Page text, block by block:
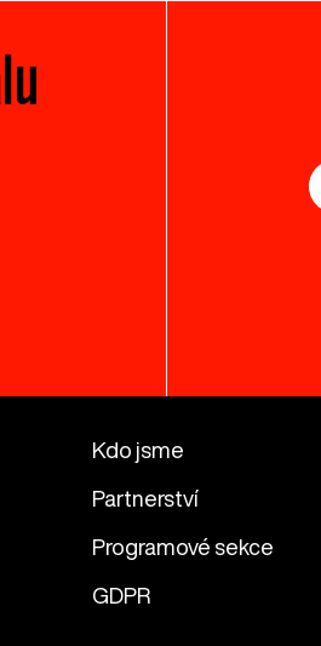
Kdo jsme
Partnerství
Programové sekce
GDPR